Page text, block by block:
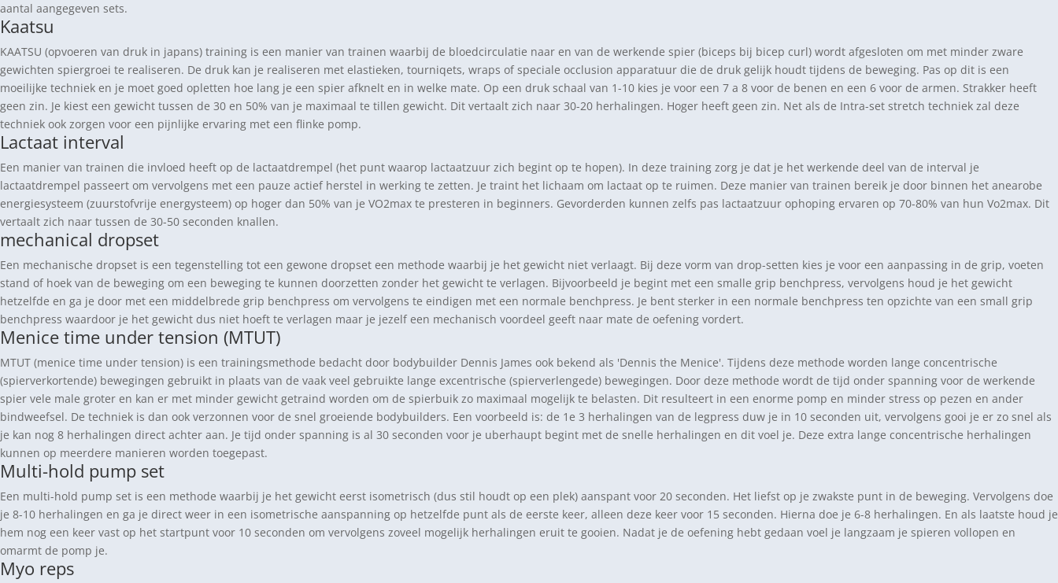
aantal aangegeven sets.
Kaatsu
KAATSU (opvoeren van druk in japans) training is een manier van trainen waarbij de bloedcirculatie naar en van de werkende spier (biceps bij bicep curl) wordt afgesloten om met minder zware
gewichten spiergroei te realiseren. De druk kan je realiseren met elastieken, tourniqets, wraps of speciale occlusion apparatuur die de druk gelijk houdt tijdens de beweging. Pas op dit is een
moeilijke techniek en je moet goed opletten hoe lang je een spier afknelt en in welke mate. Op een druk schaal van 1-10 kies je voor een 7 a 8 voor de benen en een 6 voor de armen. Strakker heeft
geen zin. Je kiest een gewicht tussen de 30 en 50% van je maximaal te tillen gewicht. Dit vertaalt zich naar 30-20 herhalingen. Hoger heeft geen zin. Net als de Intra-set stretch techniek zal deze
techniek ook zorgen voor een pijnlijke ervaring met een flinke pomp.
Lactaat interval
Een manier van trainen die invloed heeft op de lactaatdrempel (het punt waarop lactaatzuur zich begint op te hopen). In deze training zorg je dat je het werkende deel van de interval je
lactaatdrempel passeert om vervolgens met een pauze actief herstel in werking te zetten. Je traint het lichaam om lactaat op te ruimen. Deze manier van trainen bereik je door binnen het anearobe
energiesysteem (zuurstofvrije energysteem) op hoger dan 50% van je VO2max te presteren in beginners. Gevorderden kunnen zelfs pas lactaatzuur ophoping ervaren op 70-80% van hun Vo2max. Dit
vertaalt zich naar tussen de 30-50 seconden knallen.
mechanical dropset
Een mechanische dropset is een tegenstelling tot een gewone dropset een methode waarbij je het gewicht niet verlaagt. Bij deze vorm van drop-setten kies je voor een aanpassing in de grip, voeten
stand of hoek van de beweging om een beweging te kunnen doorzetten zonder het gewicht te verlagen. Bijvoorbeeld je begint met een smalle grip benchpress, vervolgens houd je het gewicht
hetzelfde en ga je door met een middelbrede grip benchpress om vervolgens te eindigen met een normale benchpress. Je bent sterker in een normale benchpress ten opzichte van een small grip
benchpress waardoor je het gewicht dus niet hoeft te verlagen maar je jezelf een mechanisch voordeel geeft naar mate de oefening vordert.
Menice time under tension (MTUT)
MTUT (menice time under tension) is een trainingsmethode bedacht door bodybuilder Dennis James ook bekend als 'Dennis the Menice'. Tijdens deze methode worden lange concentrische
(spierverkortende) bewegingen gebruikt in plaats van de vaak veel gebruikte lange excentrische (spierverlengede) bewegingen. Door deze methode wordt de tijd onder spanning voor de werkende
spier vele male groter en kan er met minder gewicht getraind worden om de spierbuik zo maximaal mogelijk te belasten. Dit resulteert in een enorme pomp en minder stress op pezen en ander
bindweefsel. De techniek is dan ook verzonnen voor de snel groeiende bodybuilders. Een voorbeeld is: de 1e 3 herhalingen van de legpress duw je in 10 seconden uit, vervolgens gooi je er zo snel als
je kan nog 8 herhalingen direct achter aan. Je tijd onder spanning is al 30 seconden voor je uberhaupt begint met de snelle herhalingen en dit voel je. Deze extra lange concentrische herhalingen
kunnen op meerdere manieren worden toegepast.
Multi-hold pump set
Een multi-hold pump set is een methode waarbij je het gewicht eerst isometrisch (dus stil houdt op een plek) aanspant voor 20 seconden. Het liefst op je zwakste punt in de beweging. Vervolgens doe
je 8-10 herhalingen en ga je direct weer in een isometrische aanspanning op hetzelfde punt als de eerste keer, alleen deze keer voor 15 seconden. Hierna doe je 6-8 herhalingen. En als laatste houd je
hem nog een keer vast op het startpunt voor 10 seconden om vervolgens zoveel mogelijk herhalingen eruit te gooien. Nadat je de oefening hebt gedaan voel je langzaam je spieren vollopen en
omarmt de pomp je.
Myo reps